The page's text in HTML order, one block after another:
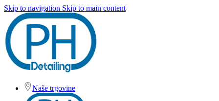
Skip to navigation Skip to main content
Naše trgovine